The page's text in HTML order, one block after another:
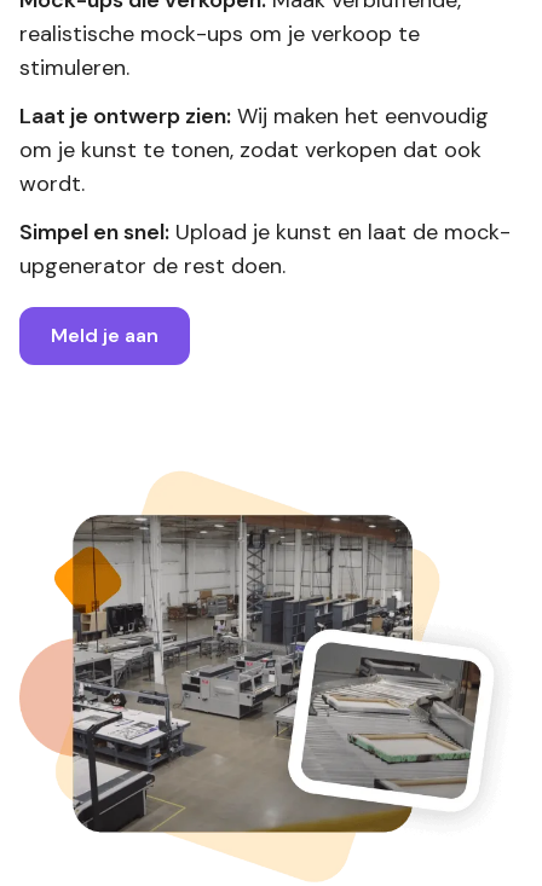
realistische mock-ups om je verkoop te
stimuleren.
Laat je ontwerp zien: Wij maken het eenvoudig
om je kunst te tonen, zodat verkopen dat ook
wordt.
Simpel en snel: Upload je kunst en laat de mock-
upgenerator de rest doen.
Meld je aan